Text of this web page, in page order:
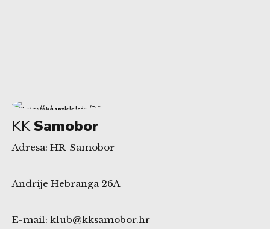
KKSamobor
Adresa: HR-Samobor
Andrije Hebranga 26A
E-mail: klub@kksamobor.hr